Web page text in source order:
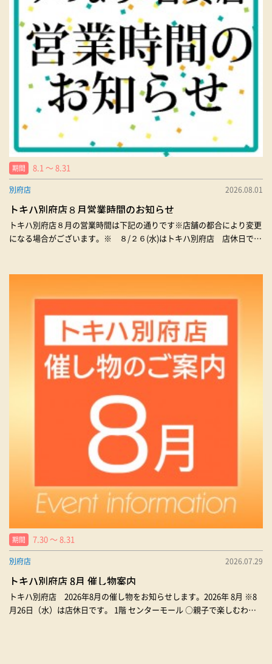
期間 8.1 〜 8.31
別府店 2026.08.01
トキハ別府店８月営業時間のお知らせ
トキハ別府店８月の営業時間は下記の通りです※店舗の都合により変更
になる場合がございます。※ ８/２６(水)はトキハ別府店 店休日で
で閉店となります。
期間 7.30 〜 8.31
別府店 2026.07.29
トキハ別府店 8月 催し物案内
トキハ別府店 2026年8月の催し物をお知らせします。2026年 8月 ※8
月26日（水）は店休日です。 1階 センターモール ○親子で楽しむわく